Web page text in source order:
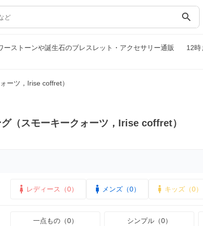
search
ストーンや誕生石のブレスレット・アクセサリー通販
12時
ーツ，Irise coffret）
（スモーキークォーツ，Irise coffret）
レディース（0） メンズ（0） キッズ（0）
一点もの（0） シンプル（0）